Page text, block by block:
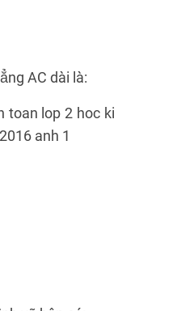
AC dài là: